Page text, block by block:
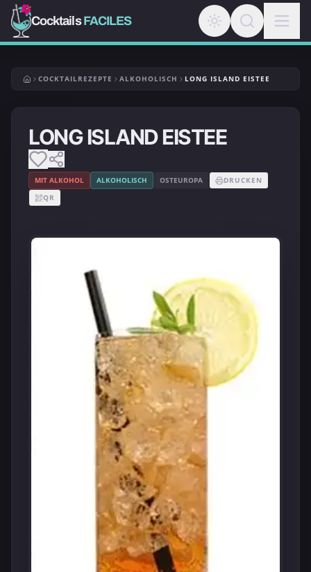
CocktailsFACILES
COCKTAILREZEPTE ALKOHOLISCH LONG ISLAND EISTEE
LONG ISLAND EISTEE
MIT ALKOHOL ALKOHOLISCH OSTEUROPA
DRUCKEN
QR